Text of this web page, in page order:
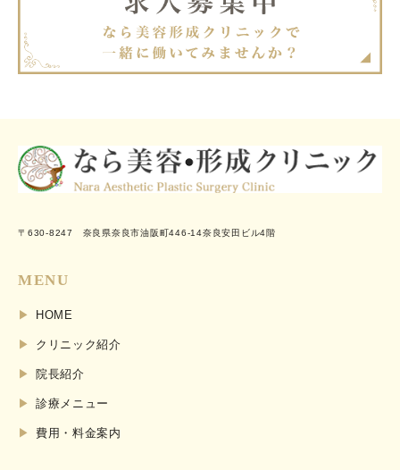
〒630-8247 奈良県奈良市油阪町446-14奈良安田ビル4階
MENU
HOME
クリニック紹介
院長紹介
診療メニュー
費用・料金案内